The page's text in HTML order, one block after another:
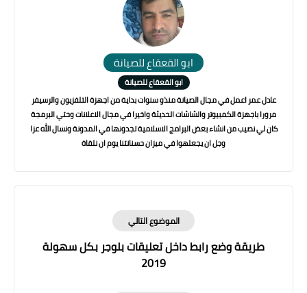
ابو القعقاع للصيانة
ابو القعقاع للصيانة
عادل عمر اعمل في مجال الصيانة منذو سنوات بداية من اجهزة التلفزيون والرسيفر
مرورا باجهزة الكمبيوتر والشاشات الحديثة واخيرا في مجال الاعلانات وحتي البرمجة
كان لي نصيب من انشاء بعض البرامج الاسلامية تجدونها في المدونة ونسال الله عزا
وجل ان يجعلهوا في ميزان حسنانتنا يوم ان نلقاة
الموضوع التالي
طريقة وضع رابط داخل تعليقات بلوجر بكل سهولة
2019